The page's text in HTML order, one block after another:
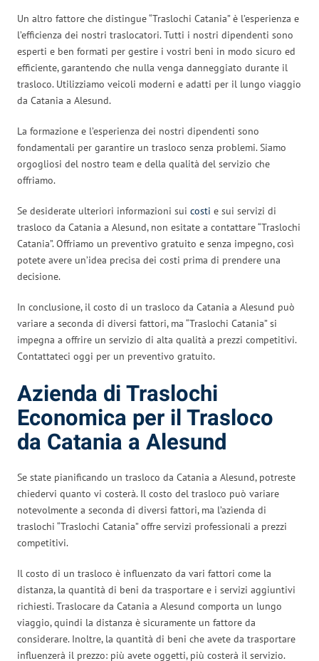
Un altro fattore che distingue “Traslochi Catania” è l’esperienza e
l’efficienza dei nostri traslocatori. Tutti i nostri dipendenti sono
esperti e ben formati per gestire i vostri beni in modo sicuro ed
efficiente, garantendo che nulla venga danneggiato durante il
trasloco. Utilizziamo veicoli moderni e adatti per il lungo viaggio
da Catania a Alesund.
La formazione e l’esperienza dei nostri dipendenti sono
fondamentali per garantire un trasloco senza problemi. Siamo
orgogliosi del nostro team e della qualità del servizio che
offriamo.
Se desiderate ulteriori informazioni sui costi e sui servizi di
trasloco da Catania a Alesund, non esitate a contattare “Traslochi
Catania”. Offriamo un preventivo gratuito e senza impegno, così
potete avere un’idea precisa dei costi prima di prendere una
decisione.
In conclusione, il costo di un trasloco da Catania a Alesund può
variare a seconda di diversi fattori, ma “Traslochi Catania” si
impegna a offrire un servizio di alta qualità a prezzi competitivi.
Contattateci oggi per un preventivo gratuito.
Azienda di Traslochi
Economica per il Trasloco
da Catania a Alesund
Se state pianificando un trasloco da Catania a Alesund, potreste
chiedervi quanto vi costerà. Il costo del trasloco può variare
notevolmente a seconda di diversi fattori, ma l’azienda di
traslochi “Traslochi Catania” offre servizi professionali a prezzi
competitivi.
Il costo di un trasloco è influenzato da vari fattori come la
distanza, la quantità di beni da trasportare e i servizi aggiuntivi
richiesti. Traslocare da Catania a Alesund comporta un lungo
viaggio, quindi la distanza è sicuramente un fattore da
considerare. Inoltre, la quantità di beni che avete da trasportare
influenzerà il prezzo: più avete oggetti, più costerà il servizio.